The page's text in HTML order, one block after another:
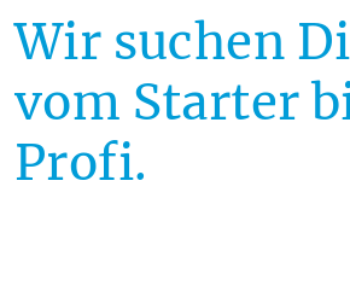
Wir suchen
vom Starter
Profi.